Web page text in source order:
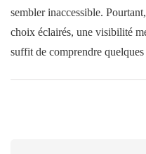
sembler inaccessible.
choix éclairés, une visibilité
suffit de comprendre